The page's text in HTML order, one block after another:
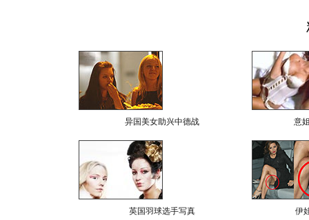
异国美女助兴中德战 意
英国羽球选手写真 伊